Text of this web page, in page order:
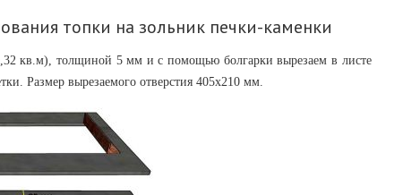
топки на зольник печки-каменки
кв.м), толщиной 5 мм и с помощью болгарки вырезаем в листе
Размер вырезаемого отверстия 405х210 мм.